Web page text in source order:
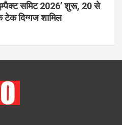
समिट 2026’ शुरू, 20 से
टेक दिग्गज शामिल